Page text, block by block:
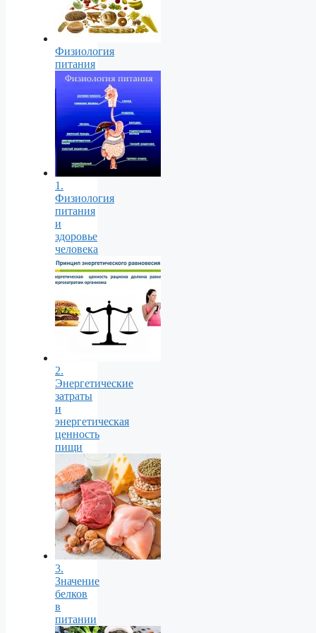
Физиология
питания
1.
Физиология
питания
и
здоровье
человека
2.
Энергетические
затраты
и
энергетическая
ценность
пищи
3.
Значение
белков
в
питании